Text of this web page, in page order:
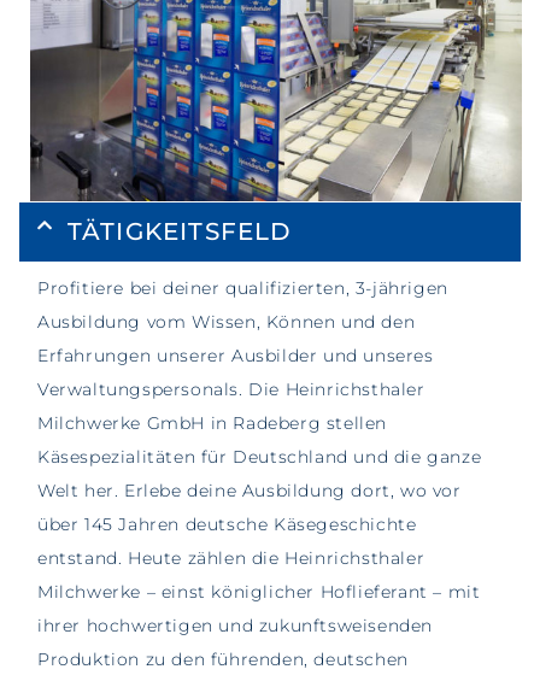
TÄTIGKEITSFELD
Profitiere bei deiner qualifizierten, 3-jährigen
Ausbildung vom Wissen, Können und den
Erfahrungen unserer Ausbilder und unseres
Verwaltungspersonals. Die Heinrichsthaler
Milchwerke GmbH in Radeberg stellen
Käsespezialitäten für Deutschland und die ganze
Welt her. Erlebe deine Ausbildung dort, wo vor
über 145 Jahren deutsche Käsegeschichte
entstand. Heute zählen die Heinrichsthaler
Milchwerke – einst königlicher Hoflieferant – mit
ihrer hochwertigen und zukunftsweisenden
Produktion zu den führenden, deutschen